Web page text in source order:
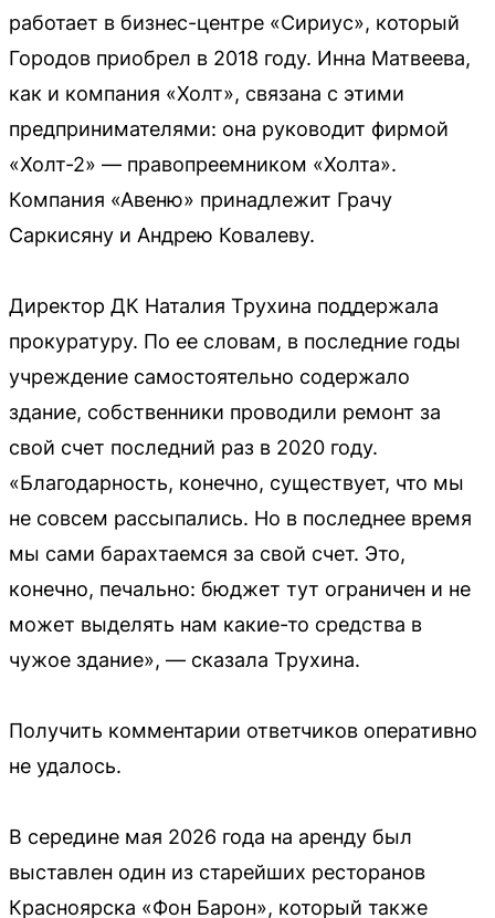
работает в бизнес-центре «Сириус», который
Городов приобрел в 2018 году. Инна Матвеева,
как и компания «Холт», связана с этими
предпринимателями: она руководит фирмой
«Холт-2» — правопреемником «Холта».
Компания «Авеню» принадлежит Грачу
Саркисяну и Андрею Ковалеву.
Директор ДК Наталия Трухина поддержала
прокуратуру. По ее словам, в последние годы
учреждение самостоятельно содержало
здание, собственники проводили ремонт за
свой счет последний раз в 2020 году.
«Благодарность, конечно, существует, что мы
не совсем рассыпались. Но в последнее время
мы сами барахтаемся за свой счет. Это,
конечно, печально: бюджет тут ограничен и не
может выделять нам какие-то средства в
чужое здание», — сказала Трухина.
Получить комментарии ответчиков оперативно
не удалось.
В середине мая 2026 года на аренду был
выставлен один из старейших ресторанов
Красноярска «Фон Барон», который также